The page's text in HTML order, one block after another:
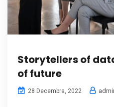
Storytellers of
of future
28 Decembra, 2022